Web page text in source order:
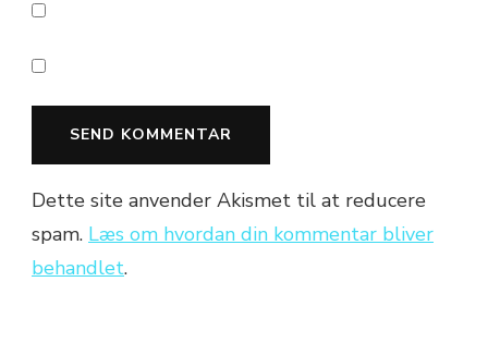
Dette site anvender Akismet til at reducere
spam. Læs om hvordan din kommentar bliver
behandlet.